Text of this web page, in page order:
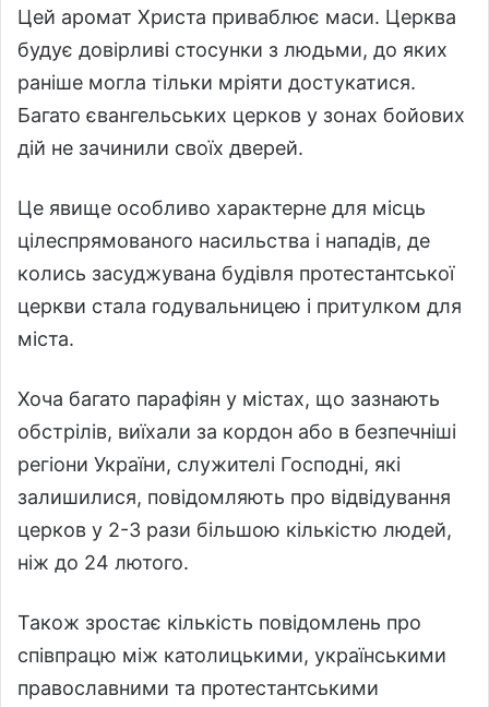
Цей аромат Христа приваблює маси. Церква
будує довірливі стосунки з людьми, до яких
раніше могла тільки мріяти достукатися.
Багато євангельських церков у зонах бойових
дій не зачинили своїх дверей.
Це явище особливо характерне для місць
цілеспрямованого насильства і нападів, де
колись засуджувана будівля протестантської
церкви стала годувальницею і притулком для
міста.
Хоча багато парафіян у містах, що зазнають
обстрілів, виїхали за кордон або в безпечніші
регіони України, служителі Господні, які
залишилися, повідомляють про відвідування
церков у 2-3 рази більшою кількістю людей,
ніж до 24 лютого.
Також зростає кількість повідомлень про
співпрацю між католицькими, українськими
православними та протестантськими